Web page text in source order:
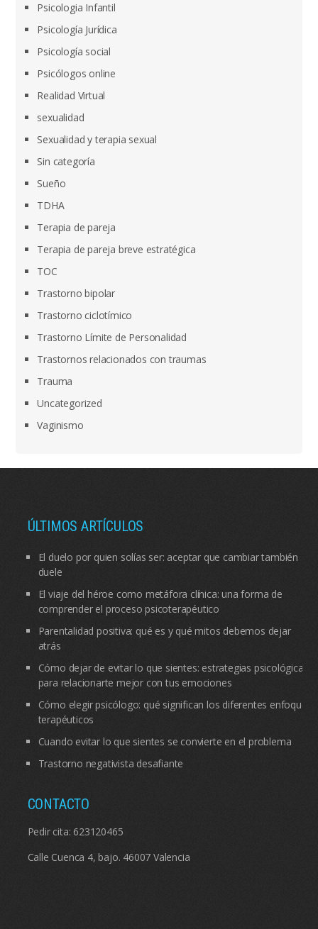
Psicologia Infantil
Psicología Jurídica
Psicología social
Psicólogos online
Realidad Virtual
sexualidad
Sexualidad y terapia sexual
Sin categoría
Sueño
TDHA
Terapia de pareja
Terapia de pareja breve estratégica
TOC
Trastorno bipolar
Trastorno ciclotímico
Trastorno Límite de Personalidad
Trastornos relacionados con traumas
Trauma
Uncategorized
Vaginismo
ÚLTIMOS ARTÍCULOS
El duelo por quien solías ser: aceptar que cambiar también
duele
El viaje del héroe como metáfora clínica: una forma de
comprender el proceso psicoterapéutico
Parentalidad positiva: qué es y qué mitos debemos dejar
atrás
Cómo dejar de evitar lo que sientes: estrategias psicológicas
para relacionarte mejor con tus emociones
Cómo elegir psicólogo: qué significan los diferentes enfoques
terapéuticos
Cuando evitar lo que sientes se convierte en el problema
Trastorno negativista desafiante
CONTACTO
Pedir cita: 623120465
Calle Cuenca 4, bajo. 46007 Valencia